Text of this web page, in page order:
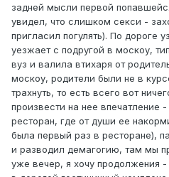
задней мысли первой
увидел, что слишком секси -
пригласил погулять). По дороге
уезжает с подругой в москоу,
вуз и валила втихаря от
москоу, родители были не в
трахнуть, то есть всего вот
произвести на нее впечатление
ресторан, где от души ее
была первый раз в ресторане),
и разводил демагогию, там мы
уже вечер, я хочу продолжения